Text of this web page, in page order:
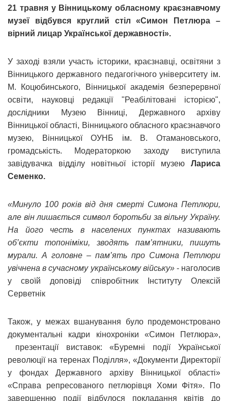
21 травня у Вінницькому обласному краєзнавчому
музеї відбувся круглий стіл «Симон Петлюра –
вірний лицар Української державності».
У заході взяли участь історики, краєзнавці, освітяни з
Вінницького державного педагогічного університету ім.
М. Коцюбинського, Вінницької академія безперервної
освіти, науковці редакції "Реабілітовані історією",
дослідники Музею Вінниці, Державного архіву
Вінницької області, Вінницького обласного краєзнавчого
музею, Вінницької ОУНБ ім. В. Отамановського,
громадськість. Модераторкою заходу виступила
завідувачка відділу новітньої історії музею Лариса
Семенко.
«Минуло 100 років від дня смерті Симона Петлюри,
але він лишається символ боротьби за вільну Україну.
На його честь в населених пунктах називають
об’єкти топоніміки, зводять пам’ятники, пишуть
мурали. А головне – пам’ять про Симона Петлюри
увічнена в сучасному українському війську»- наголосив
у своїй доповіді співробітник Інституту Олексій
Серветнік
Також, у межах вшанування було продемонстровано
документальні кадри кінохроніки «Симон Петлюра»,
презентації виставок: «Буремні події Української
революції на теренах Поділля», «Документи Директорії
у фондах Державного архіву Вінницької області»
«Справа репресованого петлюрівця Хоми Фітя». По
завершенню події відбулося покладання квітів до